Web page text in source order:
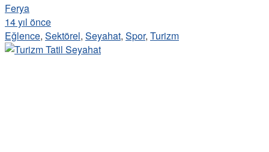
Ferya
14 yıl önce
Eğlence, Sektörel, Seyahat, Spor, Turizm